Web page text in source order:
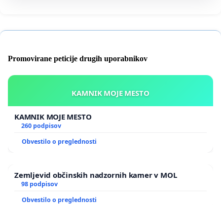
Promovirane peticije drugih uporabnikov
KAMNIK MOJE MESTO
KAMNIK MOJE MESTO
260 podpisov
Obvestilo o preglednosti
Zemljevid občinskih nadzornih kamer v MOL
98 podpisov
Obvestilo o preglednosti